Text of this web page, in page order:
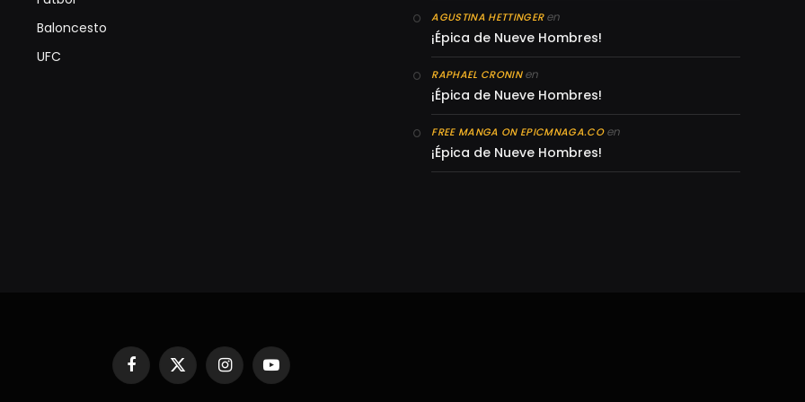
Baloncesto
UFC
AGUSTINA HETTINGERen
¡Épica de Nueve Hombres!
RAPHAEL CRONINen
¡Épica de Nueve Hombres!
FREE MANGA ON EPICMNAGA.COen
¡Épica de Nueve Hombres!
Facebook
X
(Twitter)
InstagramYouTube